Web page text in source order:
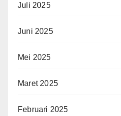
Juli 2025
Juni 2025
Mei 2025
Maret 2025
Februari 2025